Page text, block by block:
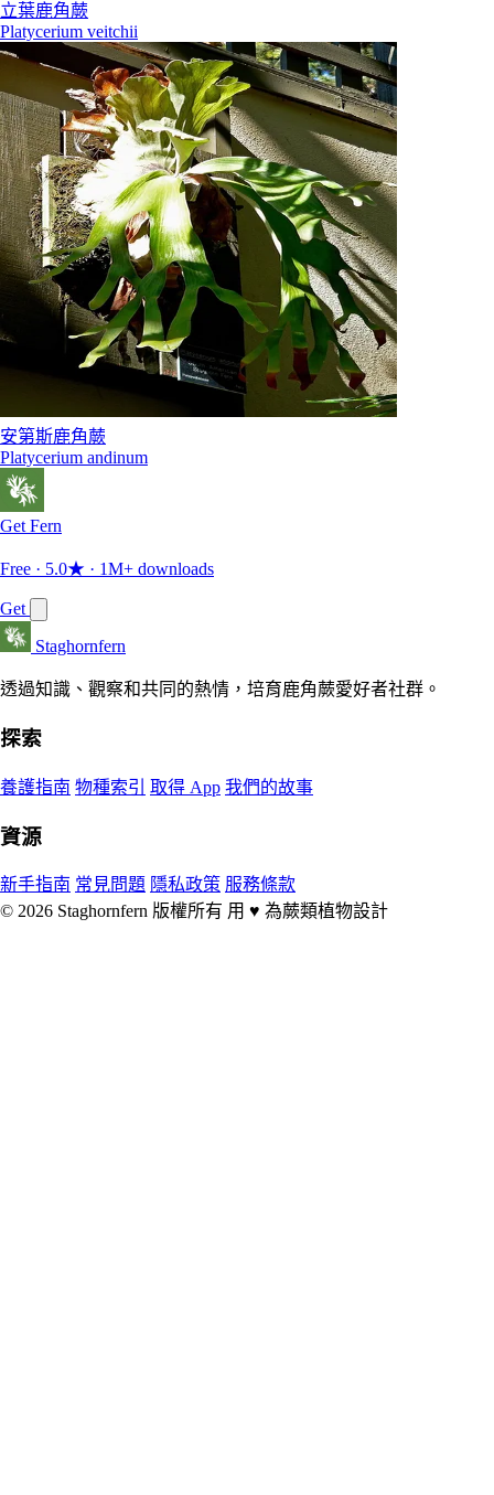
立葉鹿角蕨
Platycerium veitchii
安第斯鹿角蕨
Platycerium andinum
Get Fern
Free · 5.0★ · 1M+ downloads
Get
Staghornfern
透過知識、觀察和共同的熱情，培育鹿角蕨愛好者社群。
探索
養護指南 物種索引 取得 App 我們的故事
資源
新手指南 常見問題 隱私政策 服務條款
© 2026 Staghornfern 版權所有 用 ♥ 為蕨類植物設計